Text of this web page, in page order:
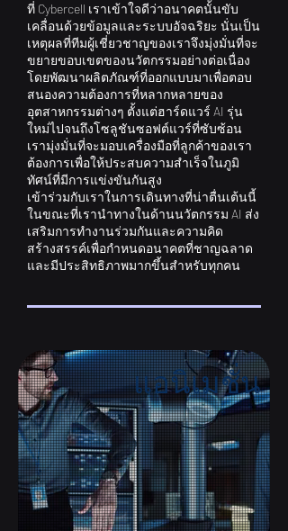
ที่ Cybercell เราเข้าใจดีว่าอนาคตนั้นขับ
เคลื่อนด้วยข้อมูลและระบบอัจฉริยะ นั่นเป็น
เหตุผลที่ทีมผู้เชี่ยวชาญของเราจึงมุ่งมั่นที่จะ
ขยายขอบเขตของนวัตกรรมอย่างต่อเนื่อง
โดยพัฒนาผลิตภัณฑ์ที่ออกแบบมาเพื่อตอบ
สนองความต้องการที่หลากหลายของ
อุตสาหกรรมต่างๆ ตั้งแต่ฮาร์ดแวร์ AI รุ่น
ใหม่ไปจนถึงโซลูชันซอฟต์แวร์ที่ซับซ้อน
เรามุ่งมั่นที่จะมอบเครื่องมือที่ลูกค้าของเรา
ต้องการเพื่อให้ประสบความสำเร็จในภูมิ
ทัศน์ที่มีการแข่งขันกันสูง
เข้าร่วมกับเราในการเดินทางที่น่าตื่นเต้นนี้
ในขณะที่เรานำทางในด้านนวัตกรรม AI ส่ง
เสริมการทำงานร่วมกันและความคิด
สร้างสรรค์เพื่อกำหนดอนาคตที่ชาญฉลาด
และมีประสิทธิภาพมากขึ้นสำหรับทุกคน
แอนิเมชั่น